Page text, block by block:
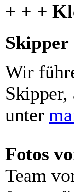
+ + +
Skipper
Wir
unter
Fotos
Team